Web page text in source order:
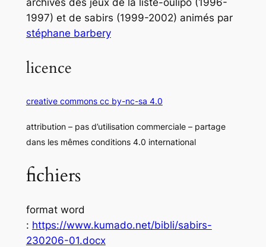
archives des jeux de la liste-oulipo (1996-
1997) et de sabirs (1999-2002) animés par
stéphane barbery
licence
creative commons cc by-nc-sa 4.0
attribution – pas d’utilisation commerciale – partage
dans les mêmes conditions 4.0 international
fichiers
format word
: https://www.kumado.net/bibli/sabirs-
230206-01.docx